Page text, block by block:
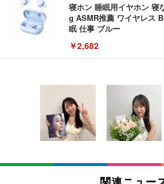
寝ホン 睡眠用イヤホン 寝
g ASMR推薦 ワイヤレス
眠 仕事 ブルー
￥2,682
エレコム 充電器 Type-C
ケーブル一体型 1.5m PSE
み式プラグ しろちゃん 【
C-AC6920WF
￥1,090
モバイルバッテリー 大容
関連ニュー